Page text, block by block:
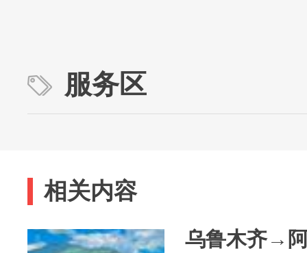
服务区
相关内容
乌鲁木齐→